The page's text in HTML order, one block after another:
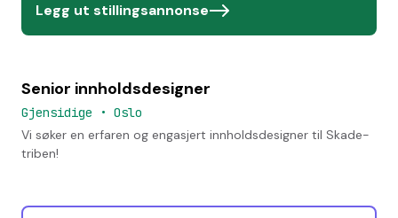
Legg ut stillingsannonse
Senior innholdsdesigner
Gjensidige • Oslo
Vi søker en erfaren og engasjert innholdsdesigner til Skade-
triben!